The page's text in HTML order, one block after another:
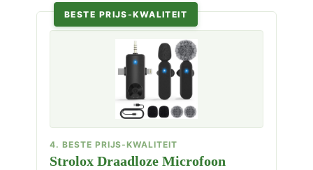
BESTE PRIJS-KWALITEIT
4. BESTE PRIJS-KWALITEIT
Strolox Draadloze Microfoon